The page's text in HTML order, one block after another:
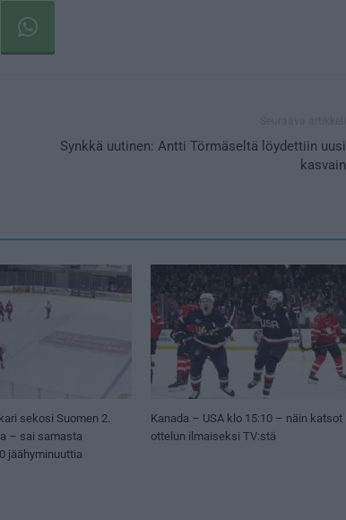
Synkkä uutinen: Antti Törmäseltä löydettiin uusi
kasvain
sekosi Suomen 2.
– sai samasta
jäähyminuuttia
Kanada – USA klo 15:10 – näin katsot
ottelun ilmaiseksi TV:stä